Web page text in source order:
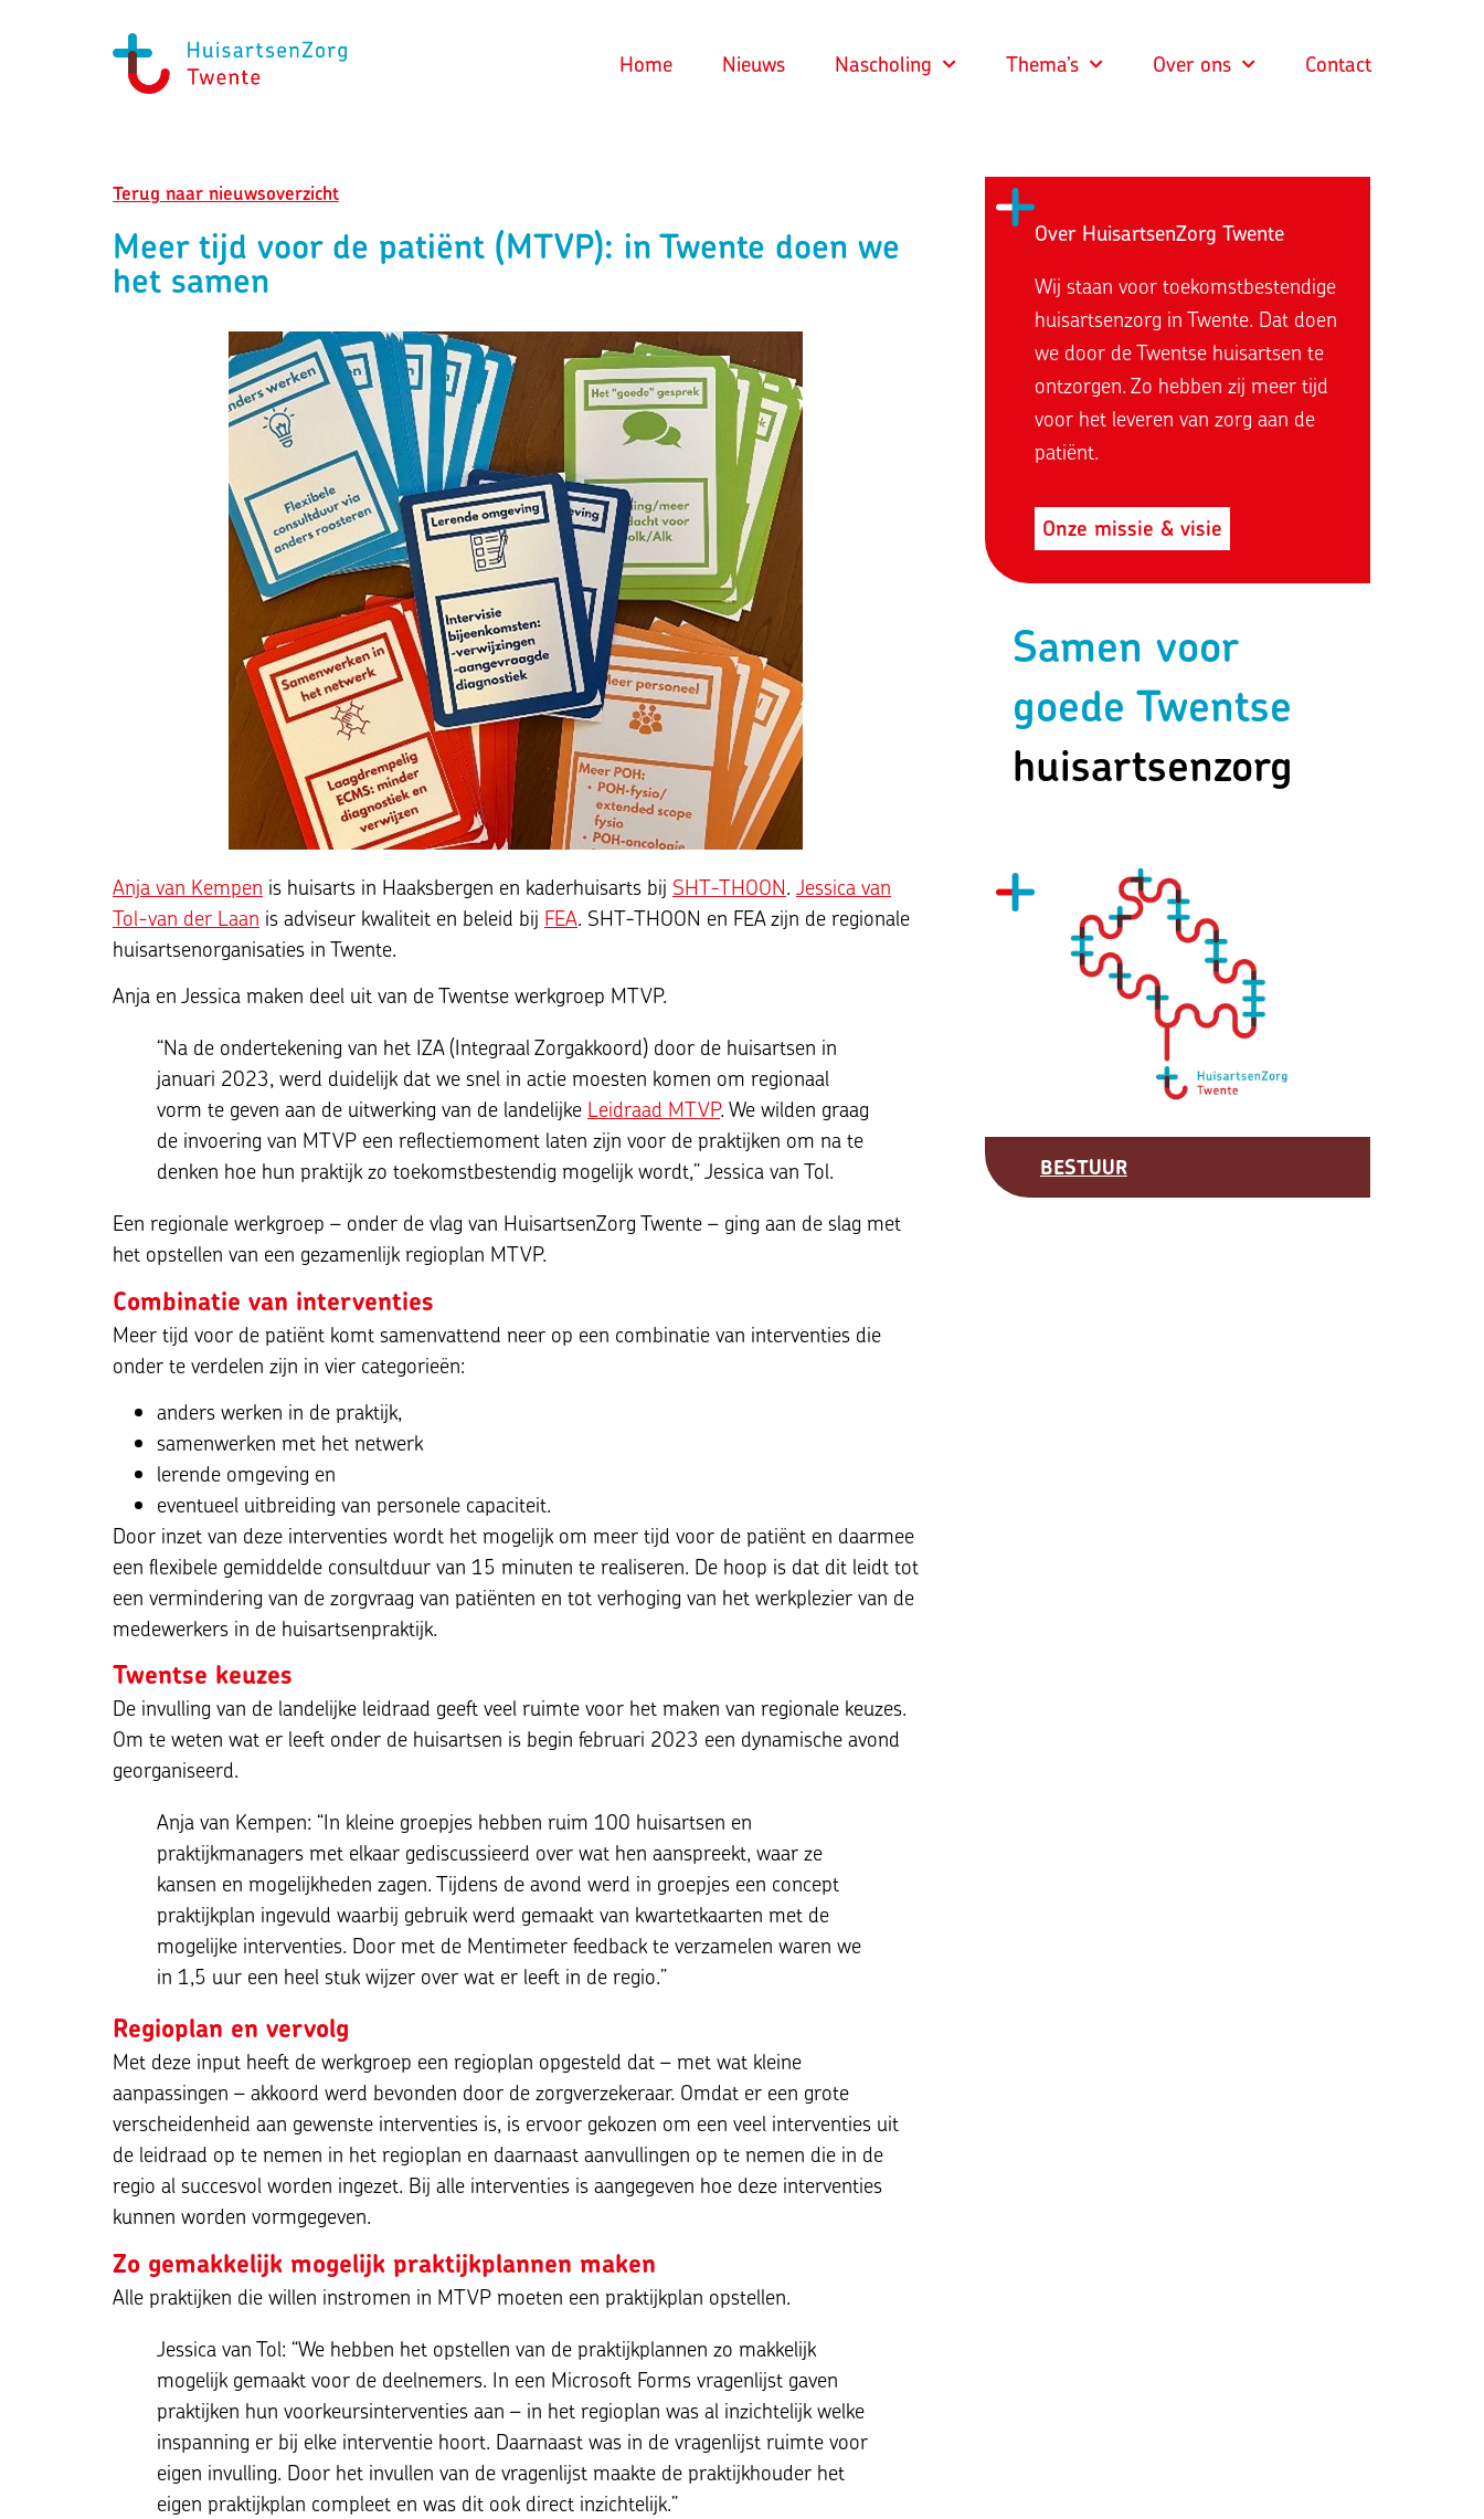
Home Nieuws Nascholing Thema’s Over ons Contact
Terug naar nieuwsoverzicht
Meer tijd voor de patiënt (MTVP): in Twente doen we
het samen
Anja van Kempen is huisarts in Haaksbergen en kaderhuisarts bij SHT-THOON. Jessica van
Tol-van der Laan is adviseur kwaliteit en beleid bij FEA. SHT-THOON en FEA zijn de regionale
huisartsenorganisaties in Twente.
Anja en Jessica maken deel uit van de Twentse werkgroep MTVP.
“Na de ondertekening van het IZA (Integraal Zorgakkoord) door de huisartsen in
januari 2023, werd duidelijk dat we snel in actie moesten komen om regionaal
vorm te geven aan de uitwerking van de landelijke Leidraad MTVP. We wilden graag
de invoering van MTVP een reflectiemoment laten zijn voor de praktijken om na te
denken hoe hun praktijk zo toekomstbestendig mogelijk wordt,” Jessica van Tol.
Een regionale werkgroep – onder de vlag van HuisartsenZorg Twente – ging aan de slag met
het opstellen van een gezamenlijk regioplan MTVP.
Combinatie van interventies
Meer tijd voor de patiënt komt samenvattend neer op een combinatie van interventies die
onder te verdelen zijn in vier categorieën:
anders werken in de praktijk,
samenwerken met het netwerk
lerende omgeving en
eventueel uitbreiding van personele capaciteit.
Door inzet van deze interventies wordt het mogelijk om meer tijd voor de patiënt en daarmee
een flexibele gemiddelde consultduur van 15 minuten te realiseren. De hoop is dat dit leidt tot
een vermindering van de zorgvraag van patiënten en tot verhoging van het werkplezier van de
medewerkers in de huisartsenpraktijk.
Twentse keuzes
De invulling van de landelijke leidraad geeft veel ruimte voor het maken van regionale keuzes.
Om te weten wat er leeft onder de huisartsen is begin februari 2023 een dynamische avond
georganiseerd.
Anja van Kempen: “In kleine groepjes hebben ruim 100 huisartsen en
praktijkmanagers met elkaar gediscussieerd over wat hen aanspreekt, waar ze
kansen en mogelijkheden zagen. Tijdens de avond werd in groepjes een concept
praktijkplan ingevuld waarbij gebruik werd gemaakt van kwartetkaarten met de
mogelijke interventies. Door met de Mentimeter feedback te verzamelen waren we
in 1,5 uur een heel stuk wijzer over wat er leeft in de regio.”
Regioplan en vervolg
Met deze input heeft de werkgroep een regioplan opgesteld dat – met wat kleine
aanpassingen – akkoord werd bevonden door de zorgverzekeraar. Omdat er een grote
verscheidenheid aan gewenste interventies is, is ervoor gekozen om een veel interventies uit
de leidraad op te nemen in het regioplan en daarnaast aanvullingen op te nemen die in de
regio al succesvol worden ingezet. Bij alle interventies is aangegeven hoe deze interventies
kunnen worden vormgegeven.
Zo gemakkelijk mogelijk praktijkplannen maken
Alle praktijken die willen instromen in MTVP moeten een praktijkplan opstellen.
Jessica van Tol: “We hebben het opstellen van de praktijkplannen zo makkelijk
mogelijk gemaakt voor de deelnemers. In een Microsoft Forms vragenlijst gaven
praktijken hun voorkeursinterventies aan – in het regioplan was al inzichtelijk welke
inspanning er bij elke interventie hoort. Daarnaast was in de vragenlijst ruimte voor
eigen invulling. Door het invullen van de vragenlijst maakte de praktijkhouder het
eigen praktijkplan compleet en was dit ook direct inzichtelijk.”
Over HuisartsenZorg Twente
Wij staan voor toekomstbestendige
huisartsenzorg in Twente. Dat doen
we door de Twentse huisartsen te
ontzorgen. Zo hebben zij meer tijd
voor het leveren van zorg aan de
patiënt.
Onze missie & visie
Samen voor
goede Twentse
huisartsenzorg
BESTUUR